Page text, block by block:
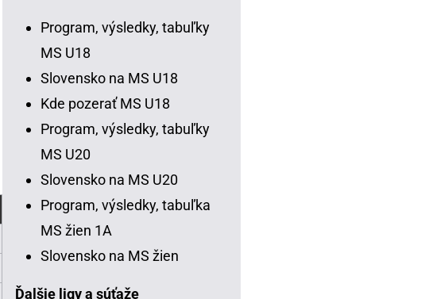
Program, výsledky, tabuľky
MS U18
Slovensko na MS U18
Kde pozerať MS U18
Program, výsledky, tabuľky
MS U20
Slovensko na MS U20
Program, výsledky, tabuľka
MS žien 1A
Slovensko na MS žien
Ďalšie ligy a súťaže